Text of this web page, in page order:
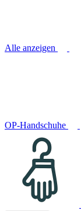
Alle anzeigen
OP-Handschuhe